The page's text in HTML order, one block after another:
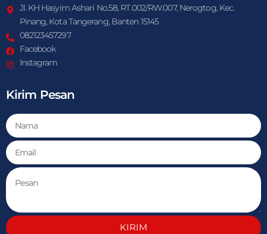
Jl. KH Hasyim Ashari No.58, RT.002/RW.007, Nerogtog, Kec.
Pinang, Kota Tangerang, Banten 15145
082123457297
Facebook
Instagram
Kirim Pesan
KIRIM